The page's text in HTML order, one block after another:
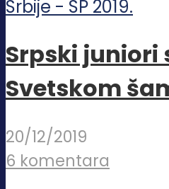
Srpski juniori
Svetskom
20/12/2019
6 komentara